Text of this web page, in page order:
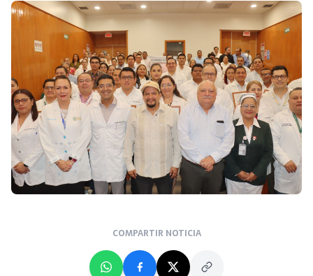
COMPARTIR NOTICIA